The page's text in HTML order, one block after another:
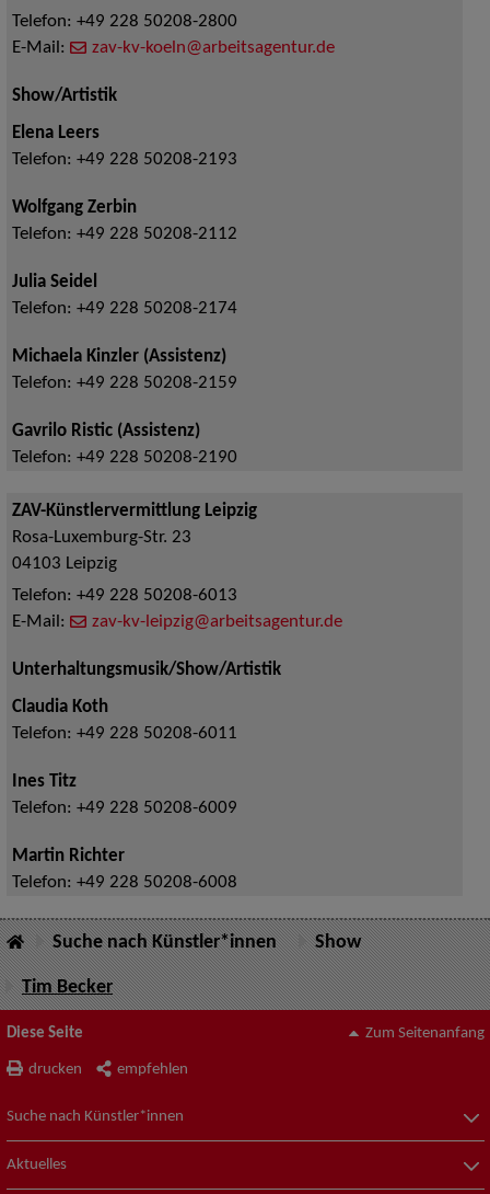
Telefon: +49 228 50208-2800
E-Mail:
zav-kv-koeln@arbeitsagentur.de
Show/Artistik
Elena Leers
Telefon: +49 228 50208-2193
Wolfgang Zerbin
Telefon: +49 228 50208-2112
Julia Seidel
Telefon: +49 228 50208-2174
Michaela Kinzler (Assistenz)
Telefon: +49 228 50208-2159
Gavrilo Ristic (Assistenz)
Telefon: +49 228 50208-2190
ZAV-Künstlervermittlung Leipzig
Rosa-Luxemburg-Str. 23
04103 Leipzig
Telefon: +49 228 50208-6013
E-Mail:
zav-kv-leipzig@arbeitsagentur.de
Unterhaltungsmusik/Show/Artistik
Claudia Koth
Telefon: +49 228 50208-6011
Ines Titz
Telefon: +49 228 50208-6009
Martin Richter
Telefon: +49 228 50208-6008
Suche nach Künstler*innen Show
Tim Becker
Diese Seite
drucken empfehlen
Zum Seitenanfang
Suche nach Künstler*innen
Aktuelles